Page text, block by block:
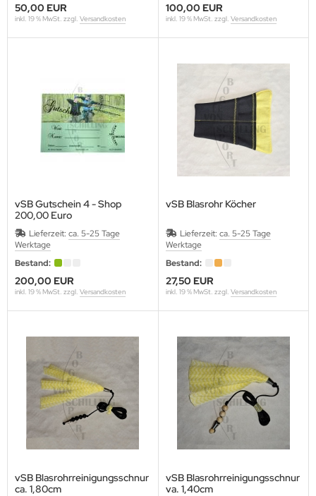
50,00 EUR
inkl. 19 % MwSt. zzgl. Versandkosten
100,00 EUR
inkl. 19 % MwSt. zzgl. Versandkosten
vSB Gutschein 4 - Shop
200,00 Euro
Nr.
Lieferzeit: ca. 5-25 Tage
Werktage
Bestand:
200,00 EUR
inkl. 19 % MwSt. zzgl. Versandkosten
vSB Blasrohr Köcher
Lieferzeit: ca. 5-25 Tage
Werktage
Bestand:
27,50 EUR
inkl. 19 % MwSt. zzgl. Versandkosten
vSB Blasrohrreinigungsschnur
ca. 1,80cm
vSB Blasrohrreinigungsschnur
va. 1,40cm